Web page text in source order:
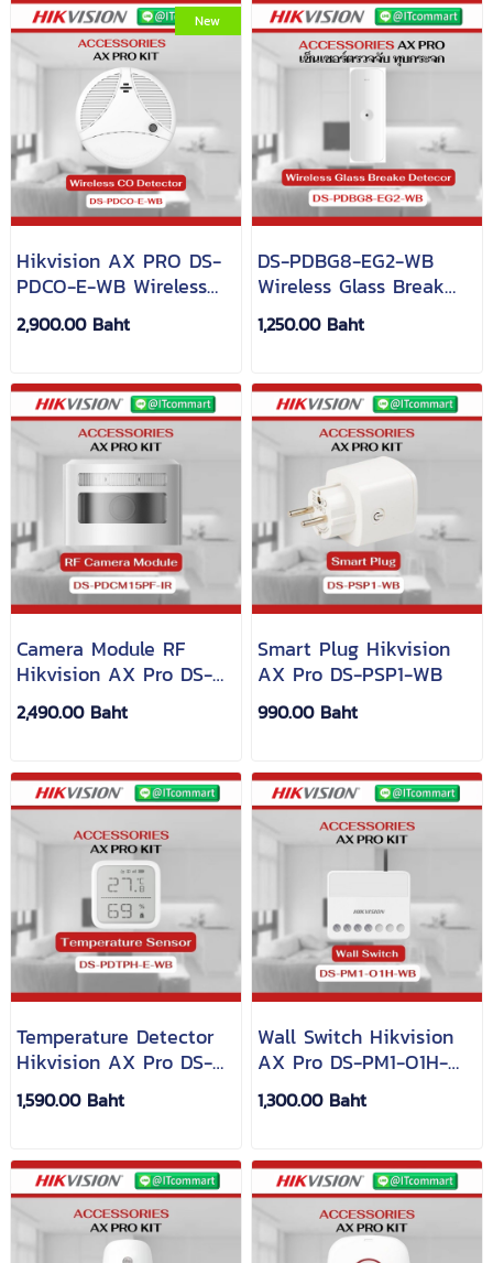
New
Hikvision AX PRO DS-
PDCO-E-WB Wireless
CO Carbon Monoxide
Sensor Detector
2,900.00 Baht
DS-PDBG8-EG2-WB
Wireless Glass Break
Detector Hikvision AX
PRO เซ็นเซอร์จับทุบกระจก
1,250.00 Baht
Camera Module RF
Hikvision AX Pro DS-
PDCM15PF-IR
2,490.00 Baht
Smart Plug Hikvision
AX Pro DS-PSP1-WB
990.00 Baht
Temperature Detector
Hikvision AX Pro DS-
PDTPH-E-WB
1,590.00 Baht
Wall Switch Hikvision
AX Pro DS-PM1-O1H-
WB
1,300.00 Baht